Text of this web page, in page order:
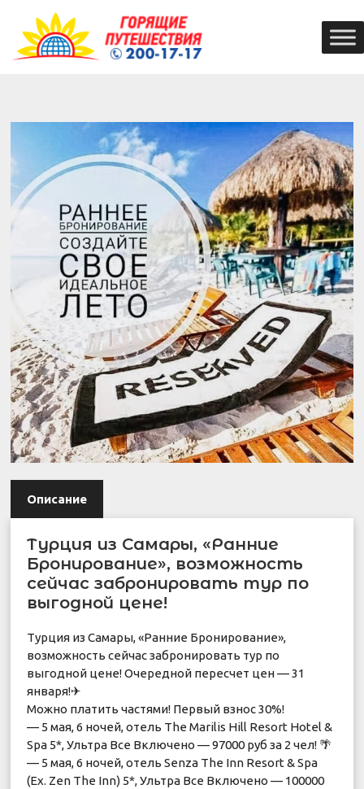
Описание
Турция из Самары, «Ранние
Бронирование», возможность
сейчас забронировать тур по
выгодной цене!
Турция из Самары, «Ранние Бронирование»,
возможность сейчас забронировать тур по
выгодной цене! Очередной пересчет цен — 31
января!✈
️Можно платить частями! Первый взнос 30%!
— 5 мая, 6 ночей, отель The Marilis Hill Resort Hotel &
Spa 5*, Ультра Все Включено — 97000 руб за 2 чел! 🌴
— 5 мая, 6 ночей, отель Senza The Inn Resort & Spa
(Ex. Zen The Inn) 5*, Ультра Все Включено — 100000